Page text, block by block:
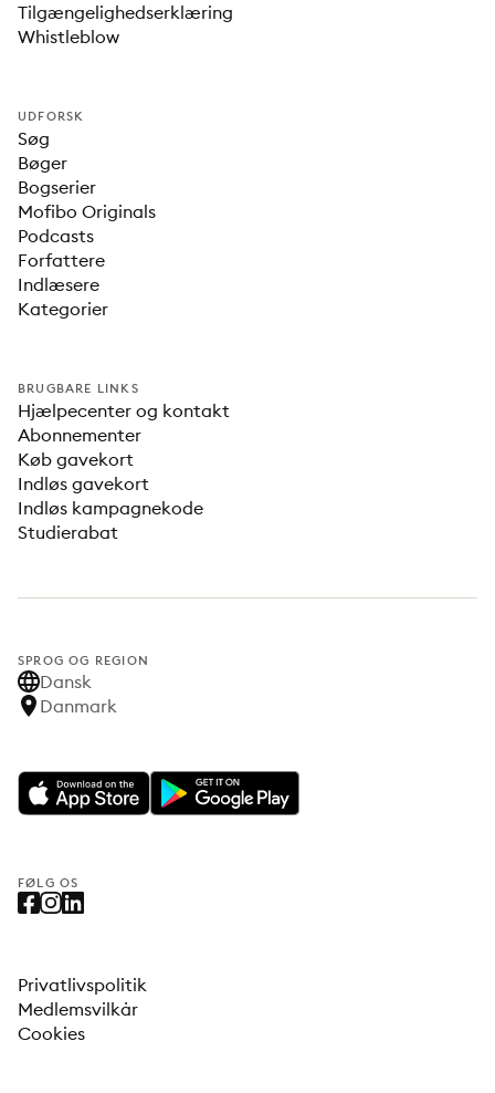
Tilgængelighedserklæring
Whistleblow
UDFORSK
Søg
Bøger
Bogserier
Mofibo Originals
Podcasts
Forfattere
Indlæsere
Kategorier
BRUGBARE LINKS
Hjælpecenter og kontakt
Abonnementer
Køb gavekort
Indløs gavekort
Indløs kampagnekode
Studierabat
SPROG OG REGION
Dansk
Danmark
FØLG OS
Privatlivspolitik
Medlemsvilkår
Cookies